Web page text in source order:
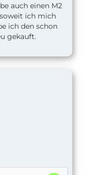
auch einen M2
ich mich
ich den schon
gekauft.